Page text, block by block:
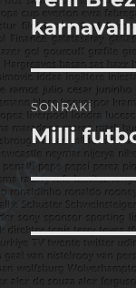
yazı:
SONRAKI
Sonraki
yazı:
Milli